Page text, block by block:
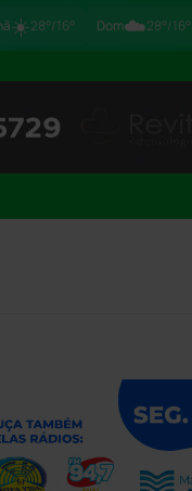
☀️28°/16° Dom☁️28°/16°